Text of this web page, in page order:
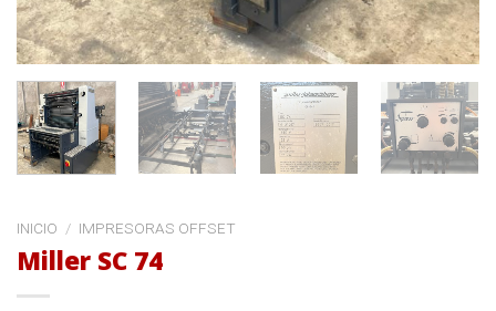
INICIO / IMPRESORAS OFFSET
Miller SC 74